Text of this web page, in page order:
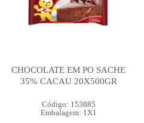
CHOCOLATE EM PO SACHE
35% CACAU 20X500GR
Código: 153885
Embalagem: 1X1